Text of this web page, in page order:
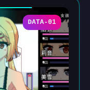
DATA-01